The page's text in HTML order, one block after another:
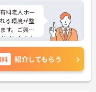
料老人ホー
る環境が整
す。ご興味
イントをお
ださいま
紹介してもらう